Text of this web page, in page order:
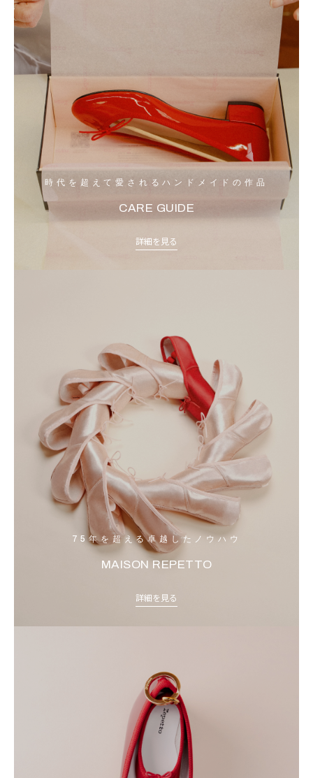
時代を超えて愛されるハンドメイドの作品
CARE GUIDE
詳細を見る
75年を超える卓越したノウハウ
MAISON REPETTO
詳細を見る